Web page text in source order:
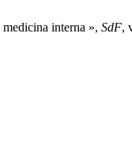
interna », SdF,